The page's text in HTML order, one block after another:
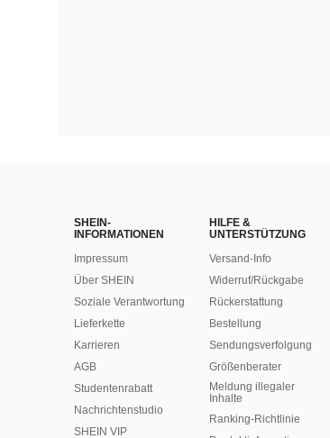
SHEIN-
INFORMATIONEN
Impressum
Über SHEIN
Soziale Verantwortung
Lieferkette
Karrieren
AGB
Studentenrabatt
Nachrichtenstudio
SHEIN VIP
HILFE &
UNTERSTÜTZUNG
Versand-Info
Widerruf/Rückgabe
Rückerstattung
Bestellung
Sendungsverfolgung
Größenberater
Meldung illegaler
Inhalte
Ranking-Richtlinie